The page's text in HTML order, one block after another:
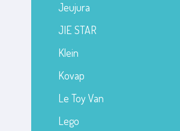
Jeujura
JIE STAR
Klein
Kovap
Le Toy Van
Lego